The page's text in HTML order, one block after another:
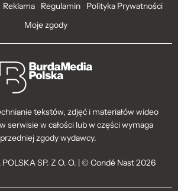
Reklama Regulamin
Polityka Prywatności
Moje zgody
tekstów, zdjęć i materiałów wideo
serwisie w całości lub w części wymaga
zgody wydawcy.
SP. Z O. O. | © Condé Nast 2026